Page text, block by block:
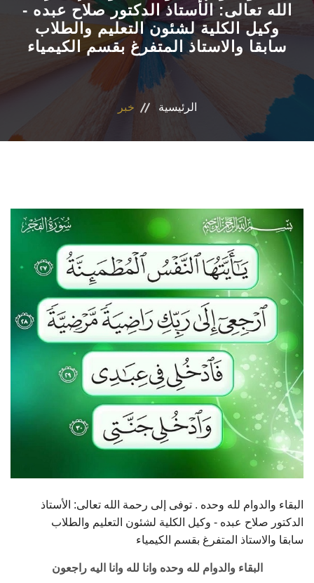
الاقسام
المراكز والوحدات
الله تعالى: الأستاذ الدكتور صلاح عبده -
وكيل الكلية لشئون التعليم والطلاب
سابقا والاستاذ المتفرغ بقسم الكيمياء
الرئيسية خبر
البقاء والدوام لله وحده . توفى إلى رحمة الله تعالى: الأستاذ
الدكتور صلاح عبده - وكيل الكلية لشئون التعليم والطلاب
سابقا والاستاذ المتفرغ بقسم الكيمياء
البقاء والدوام لله وحده وانا لله وانا اليه راجعون